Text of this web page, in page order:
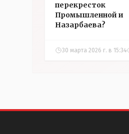
перекресток
Промышленной и
Назарбаева?
30 марта 2026 г. в 15:34